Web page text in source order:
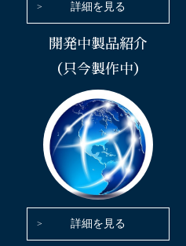
詳細を見る
開発中製品紹介
（只今製作中）
詳細を見る